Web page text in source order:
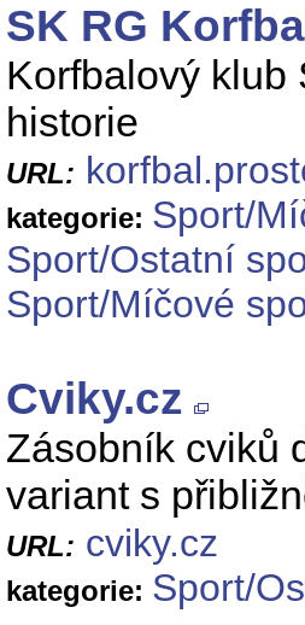
SK RG
Korfbalový klub
historie
URL:
kategorie: Sport/
Sport/Ostatní
Sport/Míčové
Cviky.cz
Zásobník cviků
variant s
URL: cviky.cz
kategorie: Sport/